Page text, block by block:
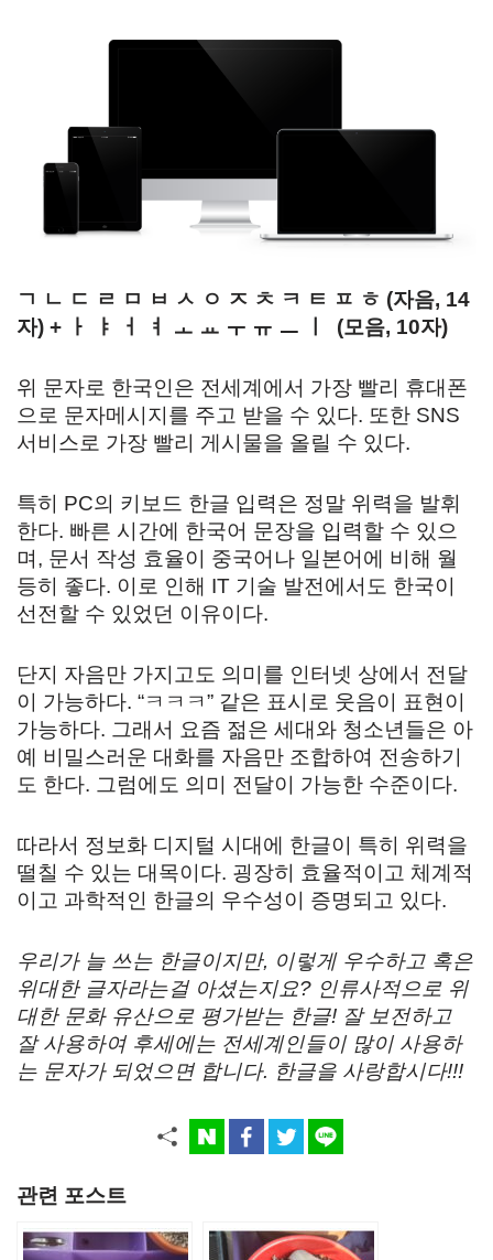
ㄱ ㄴ ㄷ ㄹ ㅁ ㅂ ㅅ ㅇ ㅈ ㅊ ㅋ ㅌ ㅍ ㅎ (자음, 14
자) + ㅏ ㅑ ㅓ ㅕ ㅗ ㅛ ㅜ ㅠ ㅡ ㅣ (모음, 10자)
위 문자로 한국인은 전세계에서 가장 빨리 휴대폰
으로 문자메시지를 주고 받을 수 있다. 또한 SNS
서비스로 가장 빨리 게시물을 올릴 수 있다.
특히 PC의 키보드 한글 입력은 정말 위력을 발휘
한다. 빠른 시간에 한국어 문장을 입력할 수 있으
며, 문서 작성 효율이 중국어나 일본어에 비해 월
등히 좋다. 이로 인해 IT 기술 발전에서도 한국이
선전할 수 있었던 이유이다.
단지 자음만 가지고도 의미를 인터넷 상에서 전달
이 가능하다. “ㅋㅋㅋ” 같은 표시로 웃음이 표현이
가능하다. 그래서 요즘 젊은 세대와 청소년들은 아
예 비밀스러운 대화를 자음만 조합하여 전송하기
도 한다. 그럼에도 의미 전달이 가능한 수준이다.
따라서 정보화 디지털 시대에 한글이 특히 위력을
떨칠 수 있는 대목이다. 굉장히 효율적이고 체계적
이고 과학적인 한글의 우수성이 증명되고 있다.
우리가 늘 쓰는 한글이지만, 이렇게 우수하고 혹은
위대한 글자라는걸 아셨는지요? 인류사적으로 위
대한 문화 유산으로 평가받는 한글! 잘 보전하고
잘 사용하여 후세에는 전세계인들이 많이 사용하
는 문자가 되었으면 합니다. 한글을 사랑합시다!!!
관련 포스트